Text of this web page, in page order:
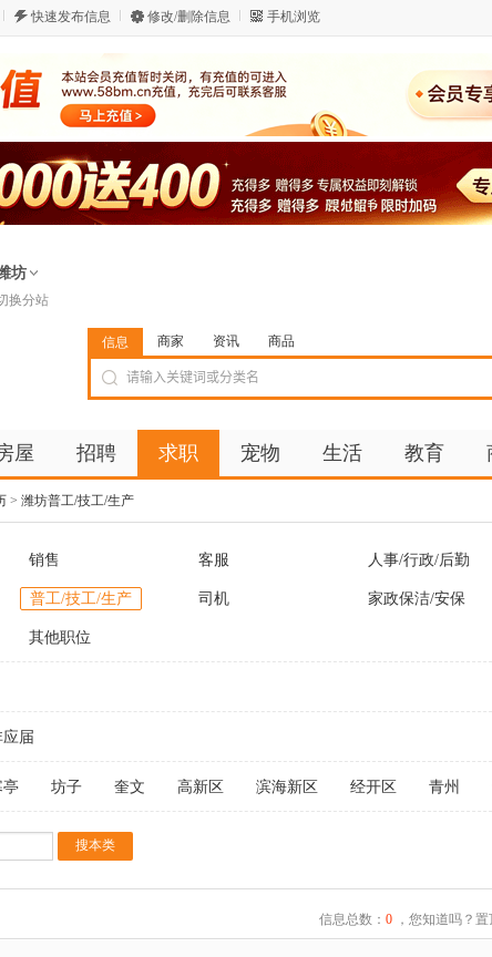
快速发布信息 修改/删除信息 手机浏览
坊
换分站
信息 商家 资讯 商品
屋 招聘 求职 宠物 生活 教育
> 潍坊普工/技工/生产
销售 客服 人事/行政/后勤
普工/技工/生产 司机 家政保洁/安保
其他职位
应届
亭 坊子 奎文 高新区 滨海新区 经开区 青州
信息总数： 0，您知道吗？置